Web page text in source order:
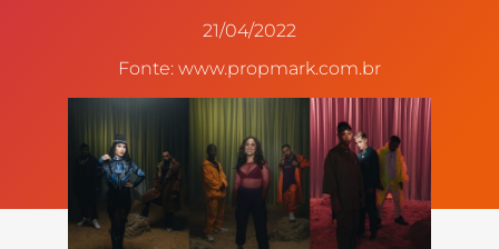
21/04/2022
Fonte: www.propmark.com.br